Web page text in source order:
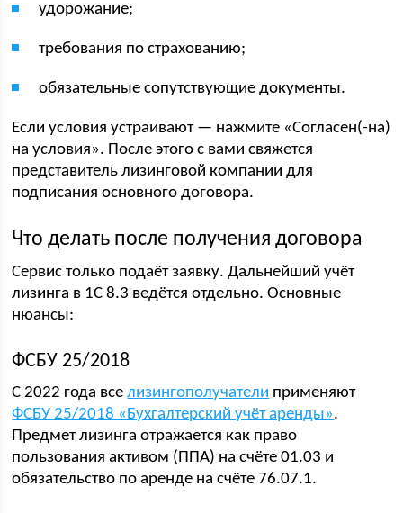
удорожание;
требования по страхованию;
обязательные сопутствующие документы.
Если условия устраивают — нажмите «Согласен(-на)
на условия». После этого с вами свяжется
представитель лизинговой компании для
подписания основного договора.
Что делать после получения договора
Сервис только подаёт заявку. Дальнейший учёт
лизинга в 1С 8.3 ведётся отдельно. Основные
нюансы:
ФСБУ 25/2018
С 2022 года вселизингополучатели применяют
ФСБУ 25/2018 «Бухгалтерский учёт аренды».
Предмет лизинга отражается как право
пользования активом (ППА) на счёте 01.03 и
обязательство по аренде на счёте 76.07.1.